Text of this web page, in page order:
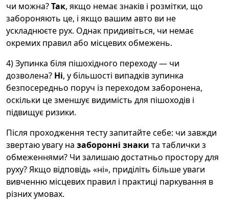
чи можна?Так, якщо немає знаків і розмітки, що
забороняють це, і якщо вашим авто ви не
ускладнюєте рух. Однак придивіться, чи немає
окремих правил або місцевих обмежень.
4) Зупинка біля пішохідного переходу — чи
дозволена? Ні, у більшості випадків зупинка
безпосередньо поруч із переходом заборонена,
оскільки це зменшує видимість для пішоходів і
підвищує ризики.
Після проходження тесту запитайте себе: чи завжди
звертаю увагу на заборонні знаки та таблички з
обмеженнями? Чи залишаю достатньо простору для
руху? Якщо відповідь «ні», приділіть більше уваги
вивченню місцевих правил і практиці паркування в
різних умовах.